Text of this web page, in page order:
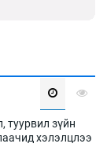
туурвил зүйн
хэлэлцлээ